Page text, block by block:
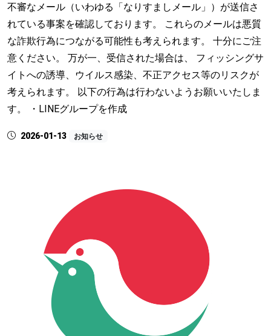
不審なメール（いわゆる「なりすましメール」）が送信さ
れている事案を確認しております。 これらのメールは悪質
な詐欺行為につながる可能性も考えられます。 十分にご注
意ください。 万が一、受信された場合は、 フィッシングサ
イトへの誘導、ウイルス感染、不正アクセス等のリスクが
考えられます。 以下の行為は行わないようお願いいたしま
す。 ・LINEグループを作成
2026-01-13 お知らせ